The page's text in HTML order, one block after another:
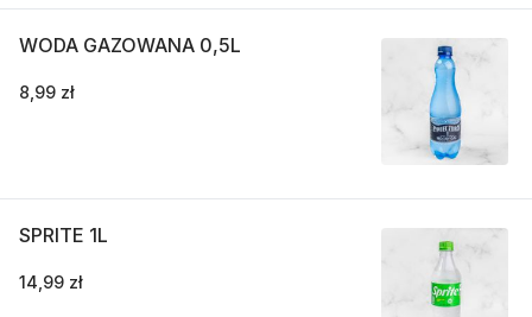
WODA GAZOWANA 0,5L
8,99 zł
SPRITE 1L
14,99 zł